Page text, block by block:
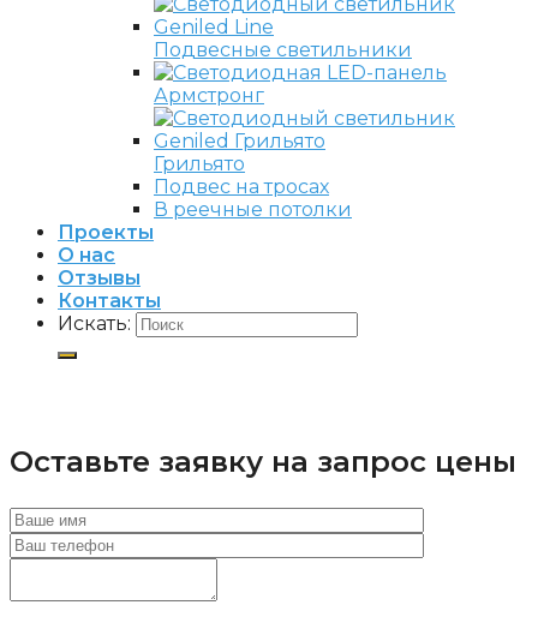
Подвесные светильники
Армстронг
Грильято
Подвес на тросах
В реечные потолки
Проекты
О нас
Отзывы
Контакты
Искать:
Оставьте заявку на запрос цены